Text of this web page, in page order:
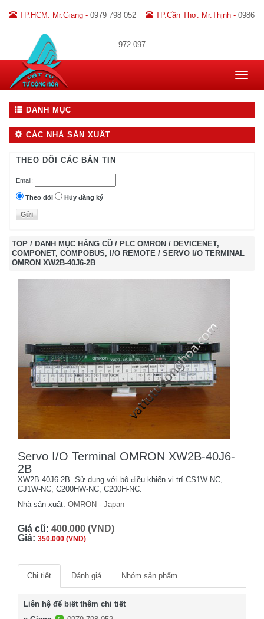
TP.HCM: Mr.Giang - 0979 798 052 TP.Cần Thơ: Mr.Thịnh - 0986
972 097
Toggle
DANH MỤC
CÁC NHÀ SẢN XUẤT
THEO DÕI CÁC BẢN TIN
Email:
Theo dõi Hủy đăng ký
TOP / DANH MỤC HÀNG CŨ / PLC OMRON / DEVICENET,
COMPONET, COMPOBUS, I/O REMOTE / SERVO I/O TERMINAL
OMRON XW2B-40J6-2B
Servo I/O Terminal OMRON XW2B-40J6-
2B
XW2B-40J6-2B. Sử dụng với bộ điều khiển vị trí CS1W-NC,
CJ1W-NC, C200HW-NC, C200H-NC.
Nhà sản xuất: OMRON - Japan
Giá cũ: 400.000 (VND)
Giá: 350.000 (VND)
Chi tiết Đánh giá Nhóm sản phẩm
Liên hệ để biết thêm chi tiết